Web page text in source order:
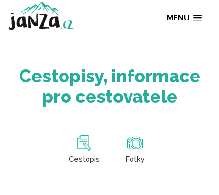
MENU
Cestopisy,
Cestopis Fotky